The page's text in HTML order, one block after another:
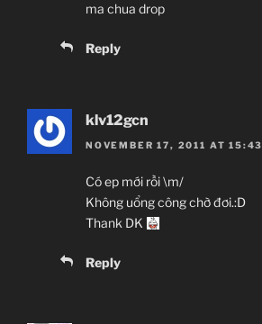
ma chua drop
Reply
klv12gcn
NOVEMBER 17, 2011 AT 15:43
Có ep mới rồi \m/
Không uổng công chờ đơi.:D
Thank DK
Reply